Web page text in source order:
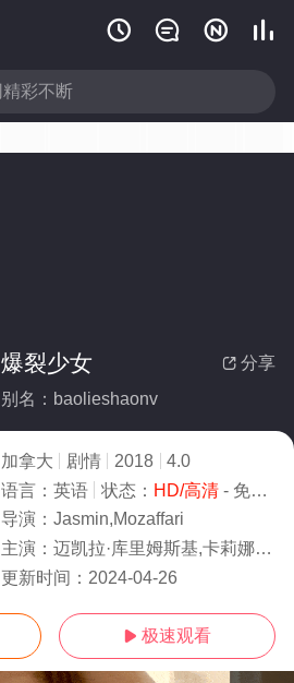
   
 分享
爆裂少女
别名：baolieshaonv
加拿大 剧情 2018
4.0
语言： 英语 状态： HD/高清- 免费在线观看
导演： Jasmin,Mozaffari
主演： 迈凯拉·库里姆斯基,卡莉娜·埃文斯,Callum,Thompson,David,Kingston,Tamara,LeCl
更新时间： 2024-04-26
 极速观看